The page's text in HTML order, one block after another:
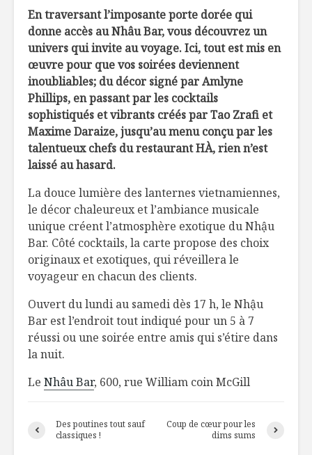
En traversant l’imposante porte dorée qui
donne accès au Nhâu Bar, vous découvrez un
univers qui invite au voyage. Ici, tout est mis en
œuvre pour que vos soirées deviennent
inoubliables; du décor signé par Amlyne
Phillips, en passant par les cocktails
sophistiqués et vibrants créés par Tao Zrafi et
Maxime Daraize, jusqu’au menu conçu par les
talentueux chefs du restaurant HÀ, rien n’est
laissé au hasard.
La douce lumière des lanternes vietnamiennes,
le décor chaleureux et l’ambiance musicale
unique créent l’atmosphère exotique du Nhậu
Bar. Côté cocktails, la carte propose des choix
originaux et exotiques, qui réveillera le
voyageur en chacun des clients.
Ouvert du lundi au samedi dès 17 h, le Nhậu
Bar est l’endroit tout indiqué pour un 5 à 7
réussi ou une soirée entre amis qui s’étire dans
la nuit.
Le Nhâu Bar, 600, rue William coin McGill
Des poutines tout sauf
classiques !
Coup de cœur pour les
dims sums
meilleures
microbrasseries au
Québec à
découvrir !
Osez les flambés !
Belles
d’ici
Du piment pour
maigrir ?
Escalope de porc
pesto et chèvre
Vin rouge, pop-
corn et cinéparc !